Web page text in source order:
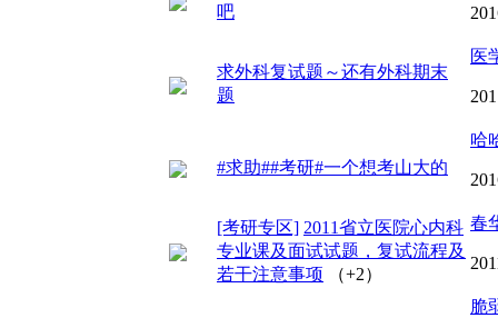
吧
求外科复试题～还有外科期末
题
医
#求助##考研#一个想考山大的
哈
[考研专区] 2011省立医院心内科
专业课及面试试题，复试流程及
若干注意事项
（+2）
春
脆